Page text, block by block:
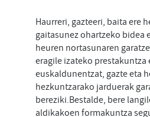
Haurreri, gazteeri, baita ere
gaitasunez ohartzeko bidea
heuren nortasunaren
eragile izateko prestakuntza
euskaldunentzat, gazte eta
hezkuntzarako jarduerak
bereziki.Bestalde, bere
aldikakoen formakuntza